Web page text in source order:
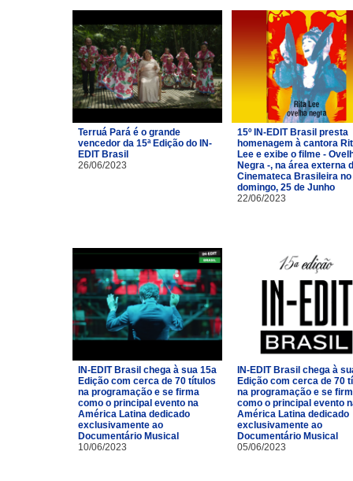
Terruá Pará é o grande
vencedor da 15ª Edição do IN-
EDIT Brasil
26/06/2023
15º IN-EDIT Brasil presta
homenagem à cantora
Lee e exibe o filme -
Negra -, na área externa
Cinemateca Brasileira no
domingo, 25 de Junho
22/06/2023
IN-EDIT Brasil chega à sua 15a
Edição com cerca de 70 títulos
na programação e se firma
como o principal evento na
América Latina dedicado
exclusivamente ao
Documentário Musical
10/06/2023
IN-EDIT Brasil chega à
Edição com cerca de 70
na programação e se
como o principal evento
América Latina dedicado
exclusivamente ao
Documentário Musical
05/06/2023